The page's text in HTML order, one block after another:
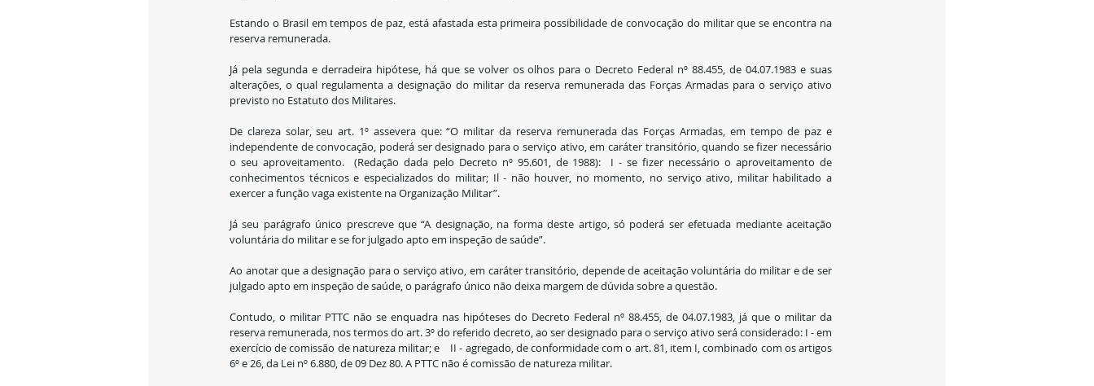
Estando o Brasil em tempos de paz, está afastada esta primeira possibilidade de convocação do militar que se encontra na
reserva remunerada.
Já pela segunda e derradeira hipótese, há que se volver os olhos para o Decreto Federal nº 88.455, de 04.07.1983 e suas
alterações, o qual regulamenta a designação do militar da reserva remunerada das Forças Armadas para o serviço ativo
previsto no Estatuto dos Militares.
De clareza solar, seu art. 1º assevera que: “O militar da reserva remunerada das Forças Armadas, em tempo de paz e
independente de convocação, poderá ser designado para o serviço ativo, em caráter transitório, quando se fizer necessário
o seu aproveitamento.  (Redação dada pelo Decreto nº 95.601, de 1988):  I - se fizer necessário o aproveitamento de
conhecimentos técnicos e especializados do militar; Il - não houver, no momento, no serviço ativo, militar habilitado a
exercer a função vaga existente na Organização Militar”.
Já seu parágrafo único prescreve que “A designação, na forma deste artigo, só poderá ser efetuada mediante aceitação
voluntária do militar e se for julgado apto em inspeção de saúde”.
Ao anotar que a designação para o serviço ativo, em caráter transitório, depende de aceitação voluntária do militar e de ser
julgado apto em inspeção de saúde, o parágrafo único não deixa margem de dúvida sobre a questão.
Contudo, o militar PTTC não se enquadra nas hipóteses do Decreto Federal nº 88.455, de 04.07.1983, já que o militar da
reserva remunerada, nos termos do art. 3º do referido decreto, ao ser designado para o serviço ativo será considerado: I - em
exercício de comissão de natureza militar; e    II - agregado, de conformidade com o art. 81, item I, combinado com os artigos
6º e 26, da Lei nº 6.880, de 09 Dez 80. A PTTC não é comissão de natureza militar.